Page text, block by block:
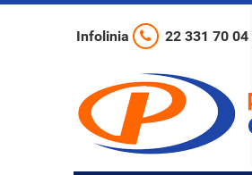
Infolinia 22 331 70 04